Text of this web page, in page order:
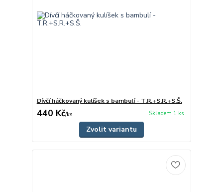
Dívčí háčkovaný kulíšek s bambulí - T.R.+S.R.+S.Š.
440 Kč/ks Skladem 1 ks
Zvolit variantu